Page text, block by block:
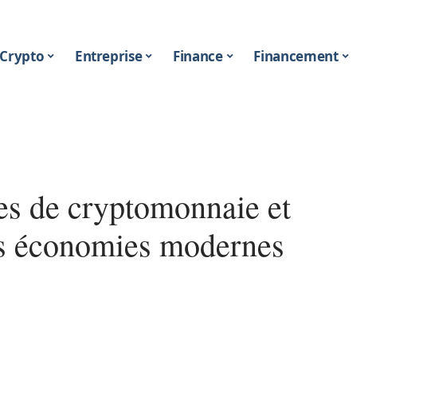
Crypto Entreprise Finance Financement
de cryptomonnaie et
modernes